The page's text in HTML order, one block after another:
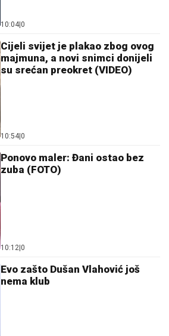
10:04 0
Cijeli svijet je plakao zbog ovog
majmuna, a novi snimci donijeli
su srećan preokret (VIDEO)
10:54 0
Ponovo maler: Đani ostao bez
zuba (FOTO)
10:12 0
Evo zašto Dušan Vlahović još
nema klub